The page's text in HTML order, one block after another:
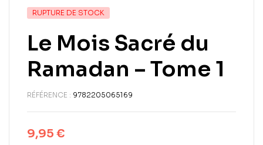
RUPTURE DE STOCK
Le Mois Sacré du
Ramadan – Tome 1
RÉFÉRENCE : 9782205065169
9,95 €